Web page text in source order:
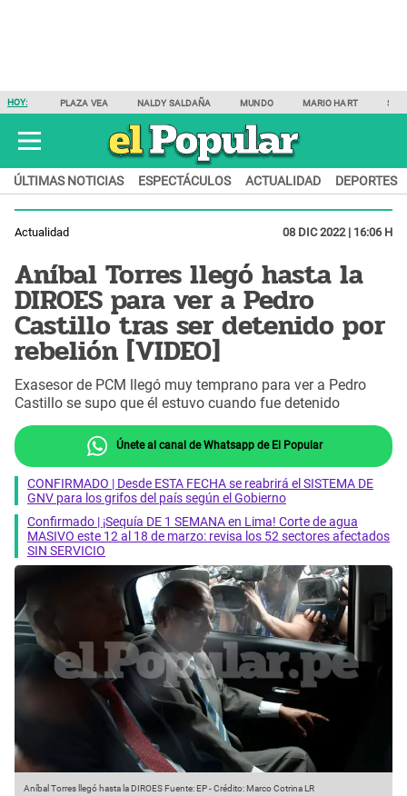
HOY: PLAZA VEA NALDY SALDAÑA MUNDO MARIO HART
ÚLTIMAS NOTICIAS ESPECTÁCULOS ACTUALIDAD DEPORTES
Actualidad 08 DIC 2022 | 16:06 H
Aníbal Torres llegó hasta la
DIROES para ver a Pedro
Castillo tras ser detenido por
rebelión [VIDEO]
Exasesor de PCM llegó muy temprano para ver a Pedro
Castillo se supo que él estuvo cuando fue detenido
Únete al canal de Whatsapp de El Popular
CONFIRMADO | Desde ESTA FECHA se reabrirá el SISTEMA DE
GNV para los grifos del país según el Gobierno
Confirmado | ¡Sequía DE 1 SEMANA en Lima! Corte de agua
MASIVO este 12 al 18 de marzo: revisa los 52 sectores afectados
SIN SERVICIO
Aníbal Torres llegó hasta la DIROESFuente: EP-Crédito: Marco Cotrina LR